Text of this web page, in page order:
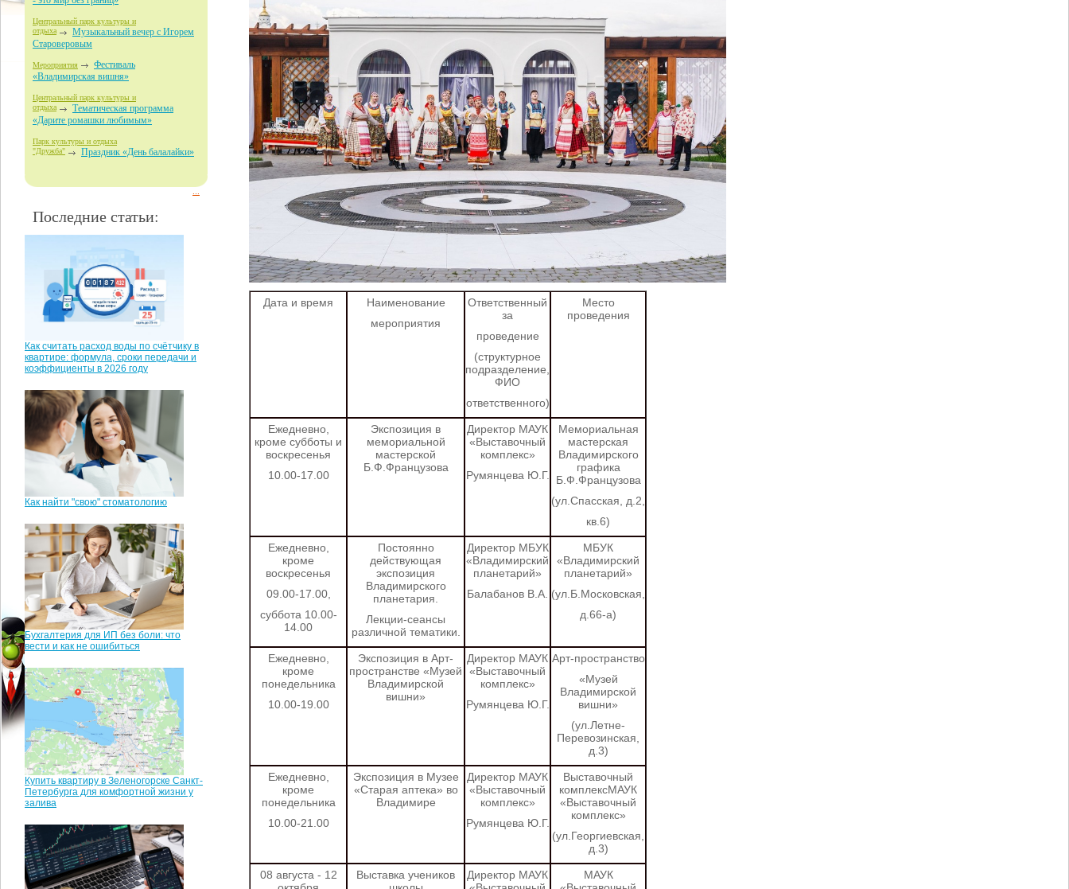
Центральный парк культуры и
отдыха
Музыкальный вечер с Игорем
Староверовым
Мероприятия
Фестиваль
«Владимирская вишня»
Центральный парк культуры и
отдыха
Тематическая программа
«Дарите ромашки любимым»
Парк культуры и отдыха
"Дружба" Праздник «День балалайки»
Последние статьи:
Как считать расход воды по счётчику в
квартире: формула, сроки передачи и
коэффициенты в 2026 году
Как найти "свою" стоматологию
Бухгалтерия для ИП без боли: что
вести и как не ошибиться
Купить квартиру в Зеленогорске Санкт-
Петербурга для комфортной жизни у
залива
Дата и время
Наименование
мероприятия
Ответственный
за
проведение
(структурное
подразделение,
ФИО
ответственного)
Место
проведения
Ежедневно,
кроме субботы и
воскресенья
10.00-17.00
Экспозиция в
мемориальной
мастерской
Б.Ф.Французова
Директор МАУК
«Выставочный
комплекс»
Румянцева Ю.Г.
Мемориальная
мастерская
Владимирского
графика
Б.Ф.Французова
(ул.Спасская, д.2,
кв.6)
Ежедневно,
кроме
воскресенья
09.00-17.00,
суббота 10.00-
14.00
Постоянно
действующая
экспозиция
Владимирского
планетария.
Лекции-сеансы
различной тематики.
Директор МБУК
«Владимирский
планетарий»
Балабанов В.А.
МБУК
«Владимирский
планетарий»
(ул.Б.Московская,
д.66-а)
Ежедневно,
кроме
понедельника
10.00-19.00
Экспозиция в Арт-
пространстве «Музей
Владимирской
вишни»
Директор МАУК
«Выставочный
комплекс»
Румянцева Ю.Г.
Арт-пространство
«Музей
Владимирской
вишни»
(ул.Летне-
Перевозинская,
д.3)
Ежедневно,
кроме
понедельника
10.00-21.00
Экспозиция в Музее
«Старая аптека» во
Владимире
Директор МАУК
«Выставочный
комплекс»
Румянцева Ю.Г.
Выставочный
комплексМАУК
«Выставочный
комплекс»
(ул.Георгиевская,
д.3)
08 августа - 12
Выставка учеников
Директор МАУК
МАУК